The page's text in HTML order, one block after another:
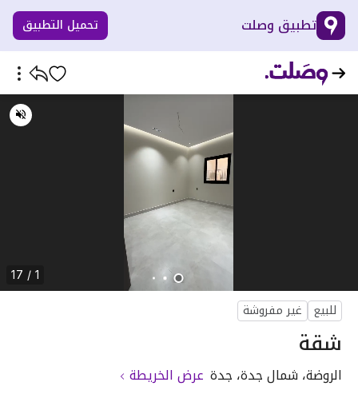
تطبيق وصلت تحميل التطبيق
1 / 17
للبيع غير مفروشة
شقة
الروضة، شمال جدة، جدة عرض الخريطة